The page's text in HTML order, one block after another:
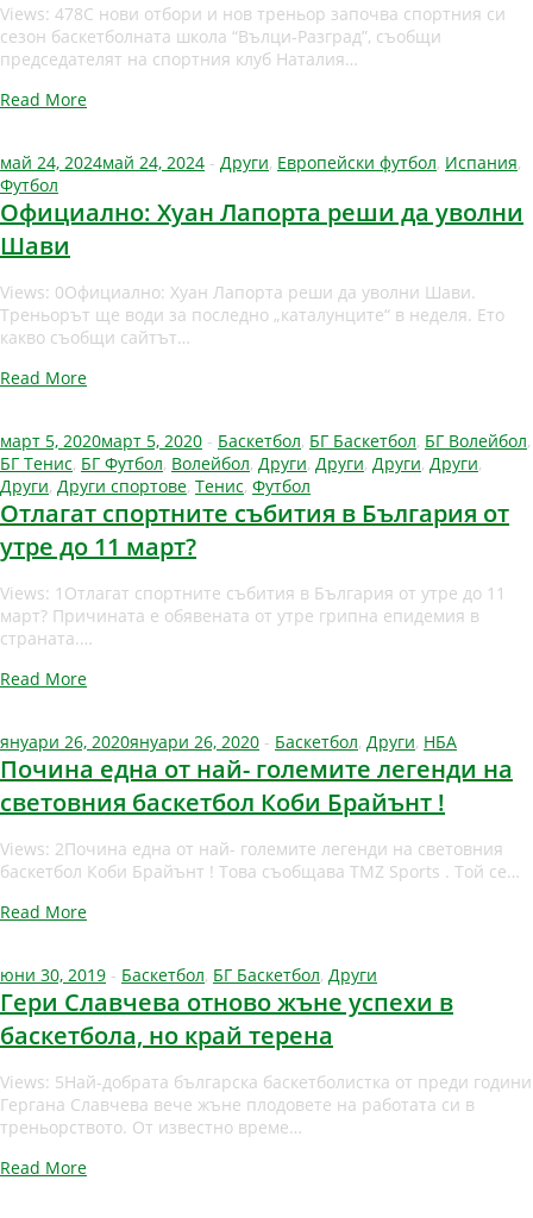
Views: 478С нови отбори и нов треньор започва спортния си
сезон баскетболната школа “Вълци-Разград”, съобщи
председателят на спортния клуб Наталия…
Read More
май 24, 2024май 24, 2024 - Други, Европейски футбол, Испания,
Футбол
Официално: Хуан Лапорта реши да уволни
Шави
Views: 0Официално: Хуан Лапорта реши да уволни Шави.
Треньорът ще води за последно „каталунците“ в неделя. Ето
какво съобщи сайтът…
Read More
март 5, 2020март 5, 2020 - Баскетбол, БГ Баскетбол, БГ Волейбол,
БГ Тенис, БГ Футбол, Волейбол, Други, Други, Други, Други,
Други, Други спортове, Тенис, Футбол
Отлагат спортните събития в България от
утре до 11 март?
Views: 1Отлагат спортните събития в България от утре до 11
март? Причината е обявената от утре грипна епидемия в
страната.…
Read More
януари 26, 2020януари 26, 2020 - Баскетбол, Други, НБА
Почина една от най- големите легенди на
световния баскетбол Коби Брайънт !
Views: 2Почина една от най- големите легенди на световния
баскетбол Коби Брайънт ! Това съобщава TMZ Sports . Той се…
Read More
юни 30, 2019 - Баскетбол, БГ Баскетбол, Други
Гери Славчева отново жъне успехи в
баскетбола, но край терена
Views: 5Най-добрата българска баскетболистка от преди години
Гергана Славчева вече жъне плодовете на работата си в
треньорството. От известно време…
Read More